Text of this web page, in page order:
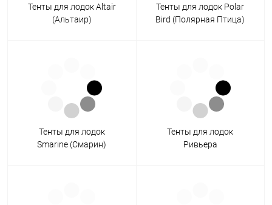
Тенты для лодок Altair
(Альтаир)
Тенты для лодок Polar
Bird (Полярная Птица)
Тенты для лодок
Smarine (Смарин)
Тенты для лодок
Ривьера